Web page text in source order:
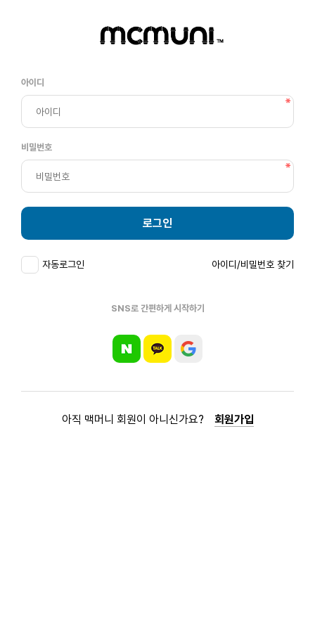
아이디
비밀번호
로그인
자동로그인 아이디/비밀번호 찾기
SNS로 간편하게 시작하기
아직 맥머니 회원이 아니신가요? 회원가입